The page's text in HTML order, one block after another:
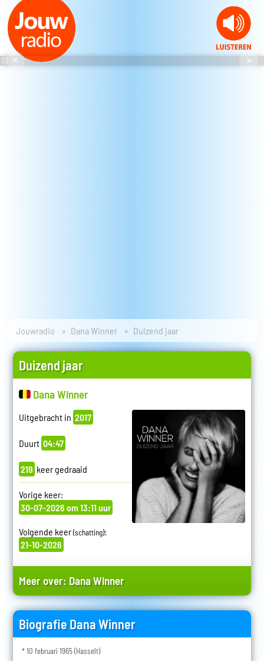
Jouwradio Dana Winner Duizend jaar
Duizend jaar
Dana Winner
Uitgebracht in 2017
Duurt 04:47
219 keer gedraaid
Vorige keer:
30-07-2026 om 13:11 uur
Volgende keer(schatting):
21-10-2026
Meer over: Dana Winner
Biografie Dana Winner
* 10 februari 1965 (Hasselt)